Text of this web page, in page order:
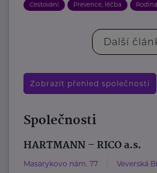
Cestování Prevence, léčba Rodina
Další
Zobrazit přehled společností
Společnosti
HARTMANN – RICO a.s.
Masarykovo nám. 77 Veverská